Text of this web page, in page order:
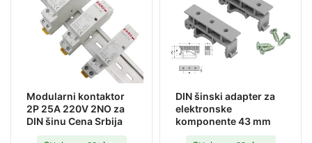
Modularni kontaktor
2P 25A 220V 2NO za
DIN šinu Cena Srbija
DIN šinski adapter za
elektronske
komponente 43 mm